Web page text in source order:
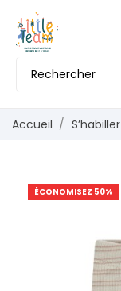
Accueil S’habiller
ÉCONOMISEZ 50%